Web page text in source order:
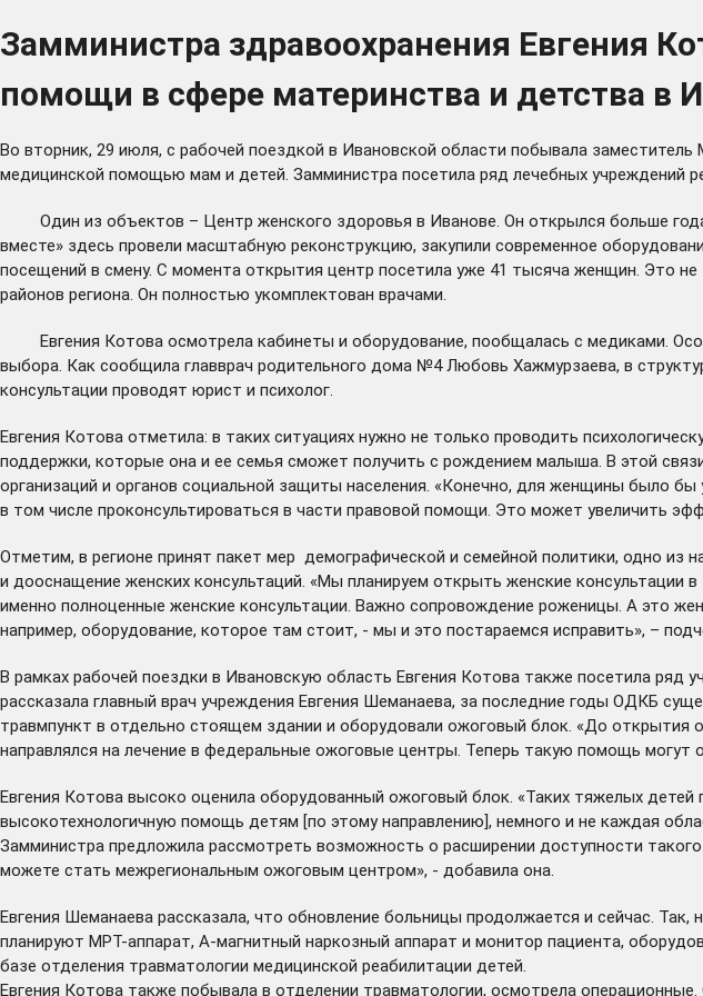
Замминистра здравоохранения Евгения
помощи в сфере материнства и детства в
Во вторник, 29 июля, с рабочей поездкой в Ивановской области побывала
медицинской помощью мам и детей. Замминистра посетила ряд лечебных учреждений
Один из объектов – Центр женского здоровья в Иванове. Он открылся больше года
вместе» здесь провели масштабную реконструкцию, закупили современное
посещений в смену. С момента открытия центр посетила уже 41 тысяча женщин. Это
районов региона. Он полностью укомплектован врачами.
Евгения Котова осмотрела кабинеты и оборудование, пообщалась с медиками.
выбора. Как сообщила главврач родительного дома №4 Любовь Хажмурзаева, в
консультации проводят юрист и психолог.
Евгения Котова отметила: в таких ситуациях нужно не только проводить
поддержки, которые она и ее семья сможет получить с рождением малыша. В этой
организаций и органов социальной защиты населения. «Конечно, для женщины было
в том числе проконсультироваться в части правовой помощи. Это может увеличить
Отметим, в регионе принят пакет мер демографической и семейной политики, одно из
и дооснащение женских консультаций. «Мы планируем открыть женские консультации
именно полноценные женские консультации. Важно сопровождение роженицы. А это
например, оборудование, которое там стоит, - мы и это постараемся исправить», –
В рамках рабочей поездки в Ивановскую область Евгения Котова также посетила ряд
рассказала главный врач учреждения Евгения Шеманаева, за последние годы ОДКБ
травмпункт в отдельно стоящем здании и оборудовали ожоговый блок. «До
направлялся на лечение в федеральные ожоговые центры. Теперь такую помощь могут
Евгения Котова высоко оценила оборудованный ожоговый блок. «Таких тяжелых
высокотехнологичную помощь детям [по этому направлению], немного и не каждая
Замминистра предложила рассмотреть возможность о расширении доступности
можете стать межрегиональным ожоговым центром», - добавила она.
Евгения Шеманаева рассказала, что обновление больницы продолжается и сейчас.
планируют МРТ-аппарат, А-магнитный наркозный аппарат и монитор пациента,
базе отделения травматологии медицинской реабилитации детей.
Евгения Котова также побывала в отделении травматологии, осмотрела